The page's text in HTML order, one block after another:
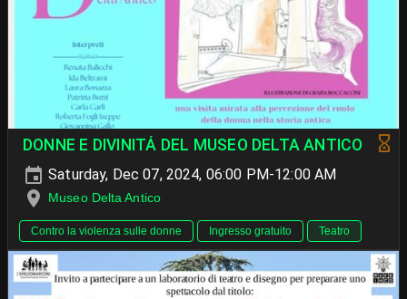
DONNE E DIVINITÁ DEL MUSEO DELTA ANTICO
Saturday, Dec 07, 2024, 06:00 PM-12:00 AM
Museo Delta Antico
Contro la violenza sulle donne Ingresso gratuito Teatro